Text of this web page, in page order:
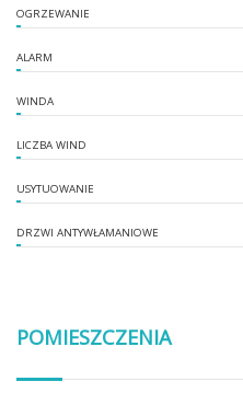
OGRZEWANIE
ALARM
WINDA
LICZBA WIND
USYTUOWANIE
DRZWI ANTYWŁAMANIOWE
POMIESZCZENIA